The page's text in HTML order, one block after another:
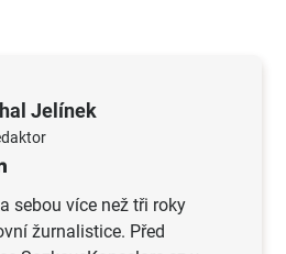
Jelínek
sebou více než tři roky
žurnalistice. Před